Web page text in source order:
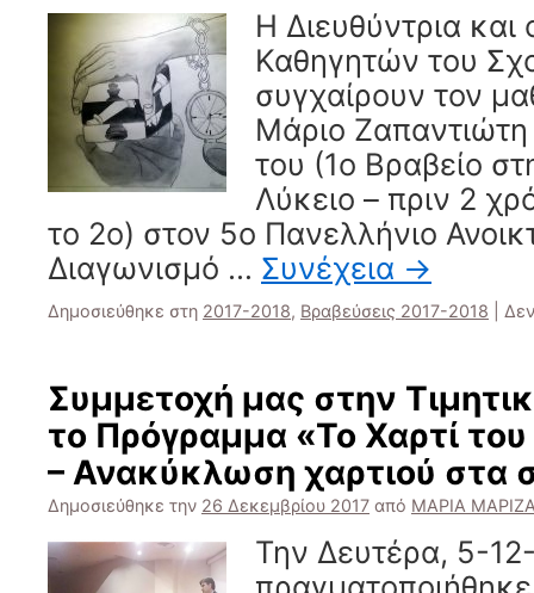
Αχαΐας
Η Διευθύντρια
Καθηγητών του
συγχαίρουν τον
Μάριο Ζαπαντιώτη
του (1ο Βραβείο
Λύκειο – πριν 2
το 2ο) στον 5ο Πανελλήνιο
Διαγωνισμό … Συνέχεια →
Δημοσιεύθηκε στη 2017-2018, Βραβεύσεις 2017-2018
Συμμετοχή μας στην
το Πρόγραμμα «Το Χαρτί
– Ανακύκλωση χαρτιού στα
Δημοσιεύθηκε την 26 Δεκεμβρίου 2017 από ΜΑΡΙΑ
Την Δευτέρα, 5-